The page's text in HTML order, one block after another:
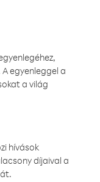
egyenleggel a
a világ
hívások
díjaival a